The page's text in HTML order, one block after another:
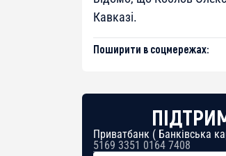
Кавказі.
Поширити в соцмережах:
Приватбанк ( Банківська
5169 3351 0164 7408